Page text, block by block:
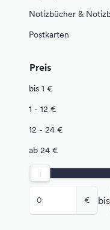
Notizbücher &
Postkarten
Preis
bis 1 €
1 - 12 €
12 - 24 €
ab 24 €
€ bis